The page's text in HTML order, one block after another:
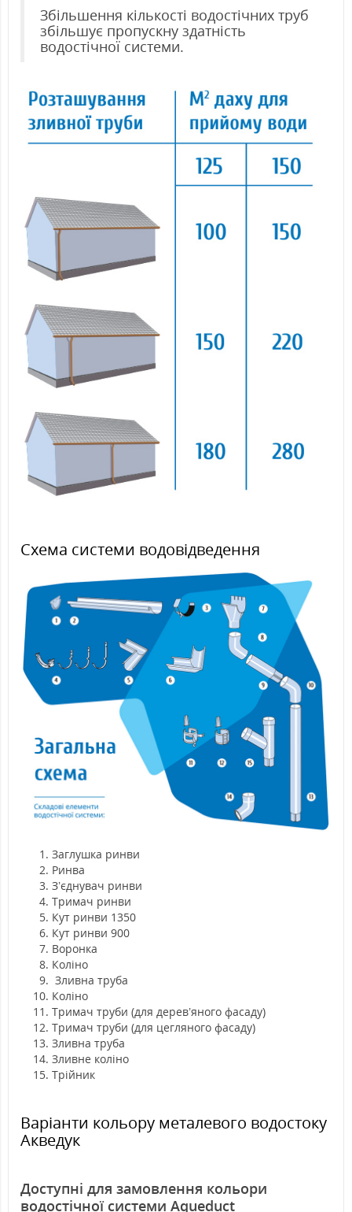
Збільшення кількості водостічних труб
збільшує пропускну здатність
водостічної системи.
Схема системи водовідведення
Заглушка ринви
Ринва
З’єднувач ринви
Тримач ринви
Кут ринви 1350
Кут ринви 900
Воронка
Коліно
Зливна труба
Коліно
Тримач труби (для дерев’яного фасаду)
Тримач труби (для цегляного фасаду)
Зливна труба
Зливне коліно
Трійник
Варіанти кольору металевого водостоку
Акведук
Доступні для замовлення кольори
водостічної системи Aqueduct